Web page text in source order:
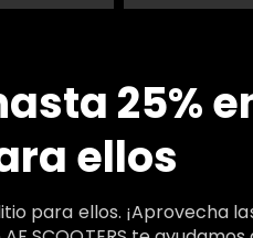
25%
ellos
para ellos. ¡Aprovecha